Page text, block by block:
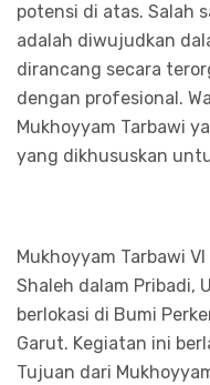
potensi di atas. Salah
adalah diwujudkan
dirancang secara
dengan profesional.
Mukhoyyam Tarbawi
yang dikhususkan
Mukhoyyam Tarbawi
Shaleh dalam Pribadi,
berlokasi di Bumi
Garut. Kegiatan ini
Tujuan dari